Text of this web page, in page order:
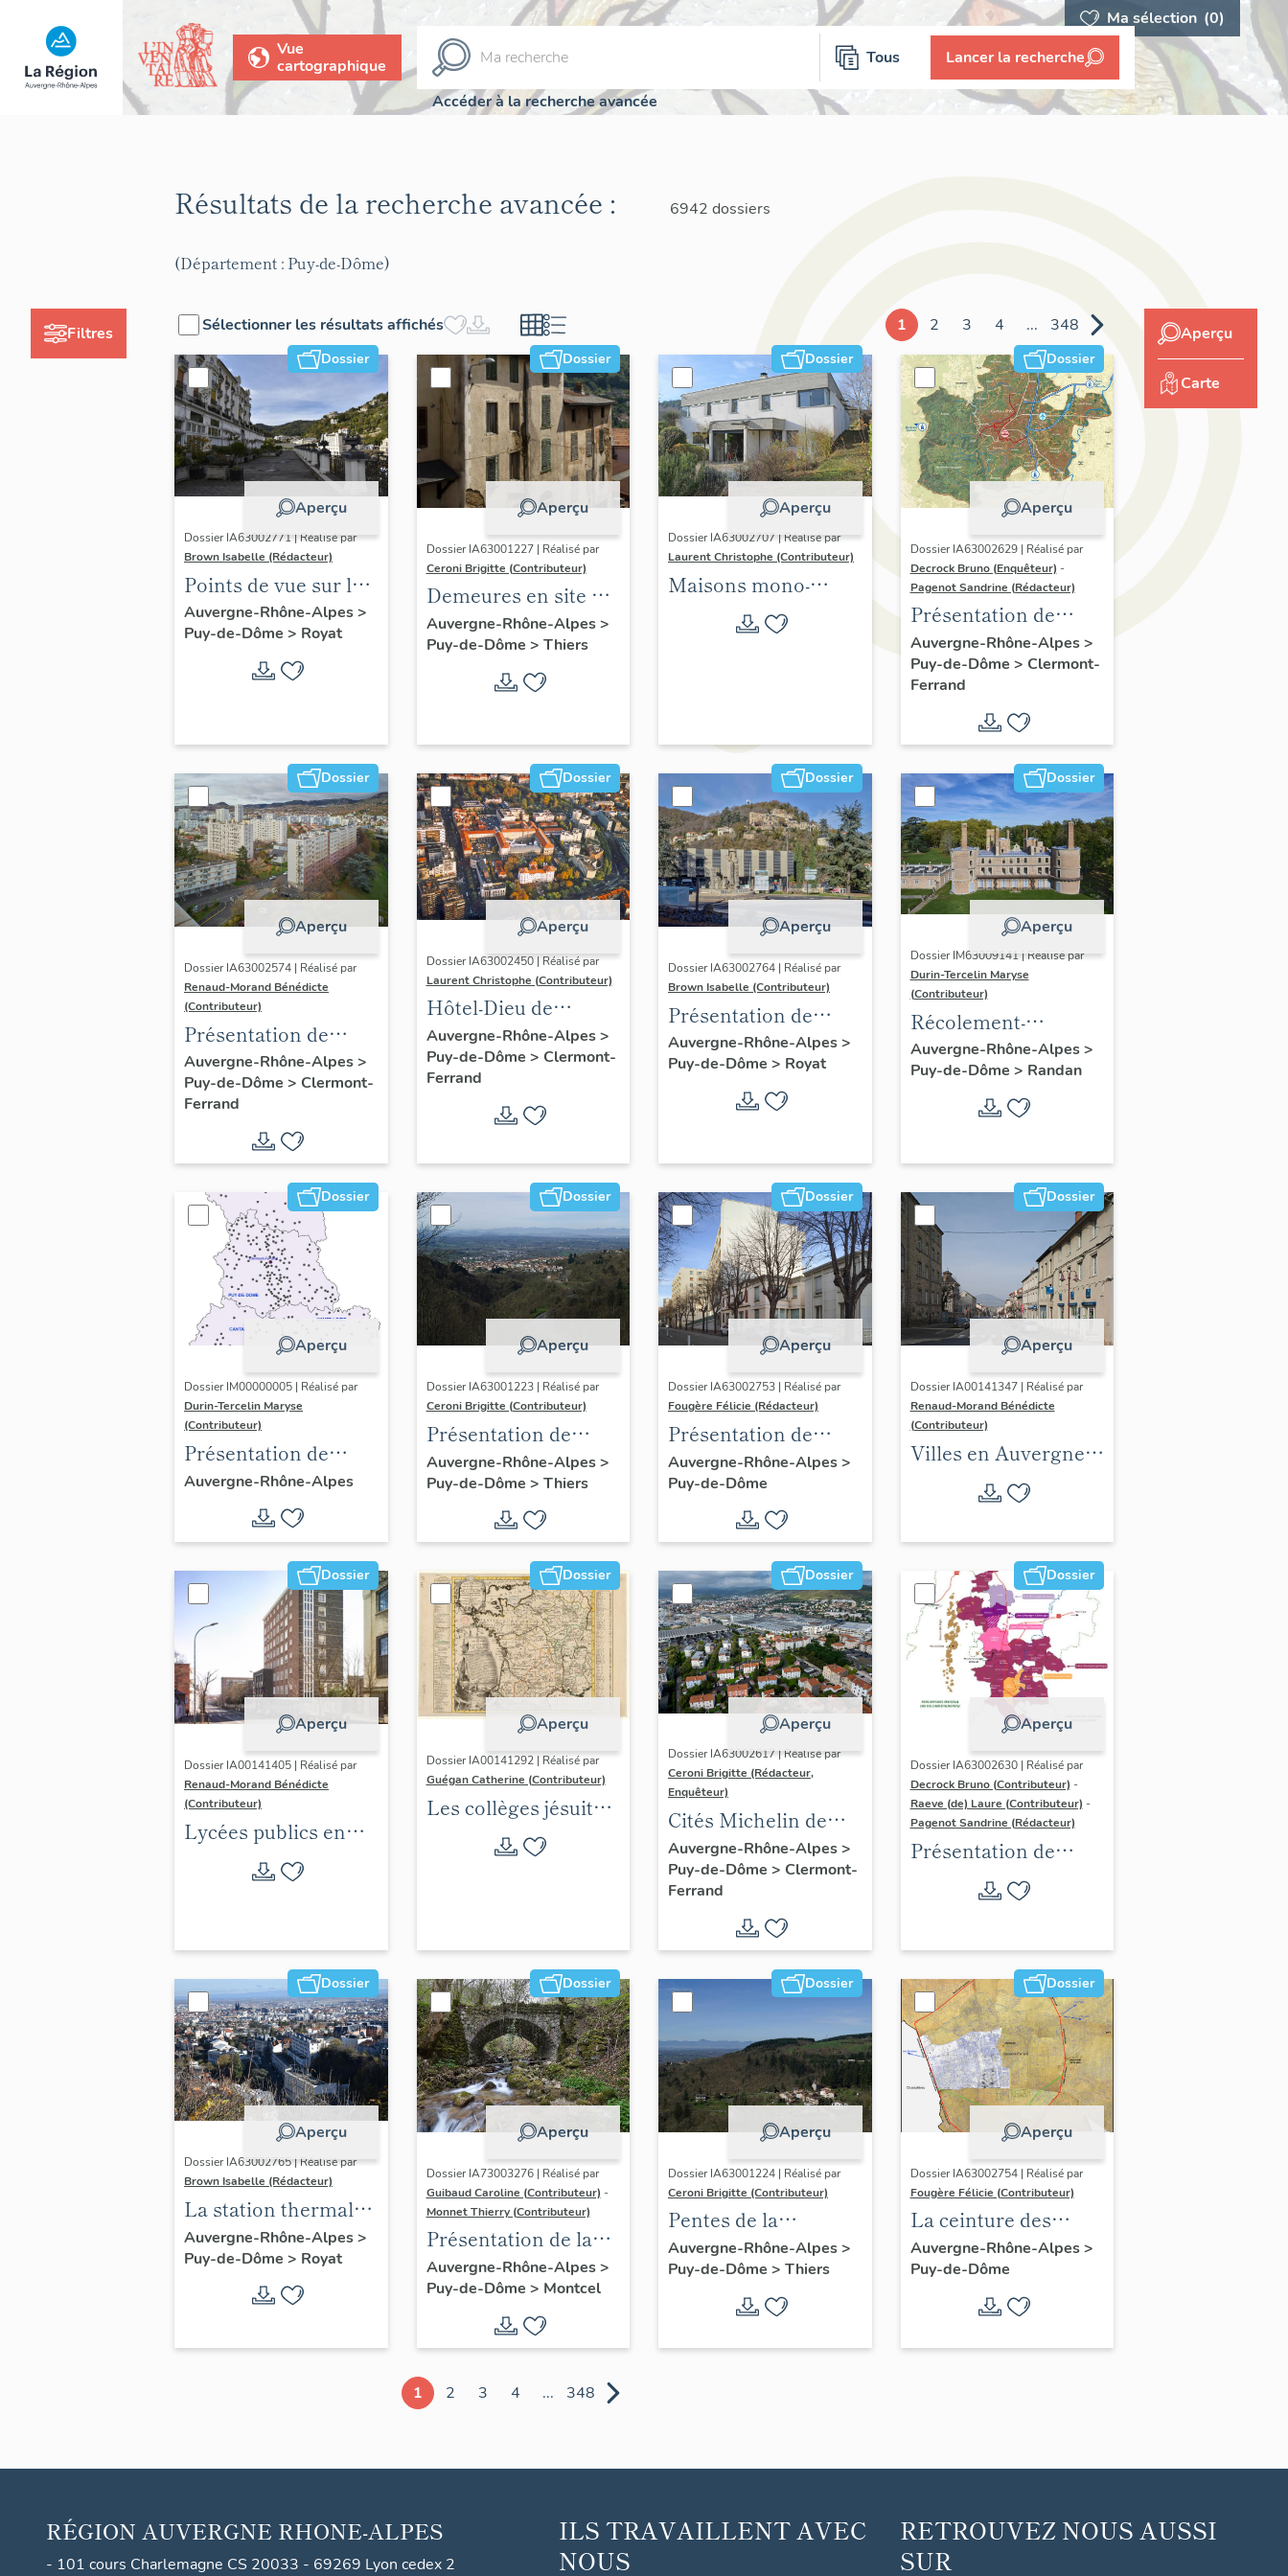
Ma sélection (0)
Vue
cartographique
Tous Lancer la recherche
Accéder à la recherche avancée
Filtres
Résultats de la recherche avancée : 6942 dossiers
(Département : Puy-de-Dôme)
Sélectionner les résultats affichés 1 2 3 4 ... 348
Dossier
Aperçu
Dossier IA63002771 | Réalisé par
Brown Isabelle (Rédacteur)
Points de vue sur le
paysage thermal
Auvergne-Rhône-Alpes>
Puy-de-Dôme > Royat
Dossier
Aperçu
Dossier IA63001227 | Réalisé par
Ceroni Brigitte (Contributeur)
Demeures en site de
pente
Auvergne-Rhône-Alpes>
Puy-de-Dôme > Thiers
Dossier
Aperçu
Dossier IA63002707 | Réalisé par
Laurent Christophe (Contributeur)
Maisons mono-
familiales
singulières des
Clermont Auvergne
métropole. 2021-2024.
Dossier
Aperçu
Dossier IA63002629 | Réalisé par
Decrock Bruno (Enquêteur) -
Pagenot Sandrine (Rédacteur)
Présentation de
l'opération
d'inventaire du
patrimoine viticole
du territoire de
Clermont-Auvergne-
Métropole
Auvergne-Rhône-Alpes>
Puy-de-Dôme > Clermont-
Ferrand
Dossier
Aperçu
Dossier IA63002574 | Réalisé par
Renaud-Morand Bénédicte
(Contributeur)
Présentation de
l'opération
ponctuelle "Muraille
de Chine" (de
Clermont-Ferrand)
Auvergne-Rhône-Alpes>
Puy-de-Dôme > Clermont-
Ferrand
Dossier
Aperçu
Dossier IA63002450 | Réalisé par
Laurent Christophe (Contributeur)
Hôtel-Dieu de
Clermont-Ferrand :
les raisons de l'étude
Auvergne-Rhône-Alpes>
Puy-de-Dôme > Clermont-
Ferrand
Dossier
Aperçu
Dossier IA63002764 | Réalisé par
Brown Isabelle (Contributeur)
Présentation de
l'opération
d'inventaire de la
station thermale de
Royat-Chamalières
Auvergne-Rhône-Alpes>
Puy-de-Dôme > Royat
Dossier
Aperçu
Dossier IM63009141 | Réalisé par
Durin-Tercelin Maryse
(Contributeur)
Récolement-
inventaire du fonds
mobilier du domaine
royal de Randan
Auvergne-Rhône-Alpes>
Puy-de-Dôme > Randan
Dossier
Aperçu
Dossier IM00000005 | Réalisé par
Durin-Tercelin Maryse
(Contributeur)
Présentation de
l’opération tissus et
ornements
liturgiques en
Auvergne-Rhône-Alpes
Dossier
Aperçu
Dossier IA63001223 | Réalisé par
Ceroni Brigitte (Contributeur)
Présentation de
l'enquête thématique
régionale "Pentes de
la commune de
Thiers"
Auvergne-Rhône-Alpes>
Puy-de-Dôme > Thiers
Dossier
Aperçu
Dossier IA63002753 | Réalisé par
Fougère Félicie (Rédacteur)
Présentation de
l'opération
d'inventaire des
boulevards de
ceinture de
Clermont-Ferrand
Auvergne-Rhône-Alpes>
Puy-de-Dôme
Dossier
Aperçu
Dossier IA00141347 | Réalisé par
Renaud-Morand Bénédicte
(Contributeur)
Villes en Auvergne :
les formes urbaines
Dossier
Aperçu
Dossier IA00141405 | Réalisé par
Renaud-Morand Bénédicte
(Contributeur)
Lycées publics en
espace urbain (1802-
Dossier
Aperçu
Dossier IA00141292 | Réalisé par
Guégan Catherine (Contributeur)
Les collèges jésuites
d'Ancien Régime
(1556-1763) dans la
Dossier
Aperçu
Dossier IA63002617 | Réalisé par
Ceroni Brigitte (Rédacteur,
Enquêteur)
Cités Michelin de
l'agglomération
clermontoise
Auvergne-Rhône-Alpes>
Puy-de-Dôme > Clermont-
Ferrand
Dossier
Aperçu
Dossier IA63002630 | Réalisé par
Decrock Bruno (Contributeur) -
Raeve (de) Laure (Contributeur) -
Pagenot Sandrine (Rédacteur)
Présentation de
l'aire d'étude de
l'inventaire du
de Clermont-
Auvergne-Métropole
Dossier
Aperçu
Dossier IA63002765 | Réalisé par
Brown Isabelle (Rédacteur)
La station thermale
de Royat-
Chamalières
Auvergne-Rhône-Alpes>
Puy-de-Dôme > Royat
Dossier
Aperçu
Dossier IA73003276 | Réalisé par
Guibaud Caroline (Contributeur) -
Monnet Thierry (Contributeur)
Présentation de la
commune de
Montcel
Auvergne-Rhône-Alpes>
Puy-de-Dôme > Montcel
Dossier
Aperçu
Dossier IA63001224 | Réalisé par
Ceroni Brigitte (Contributeur)
Pentes de la
commune de Thiers
Auvergne-Rhône-Alpes>
Puy-de-Dôme > Thiers
Dossier
Aperçu
Dossier IA63002754 | Réalisé par
Fougère Félicie (Contributeur)
La ceinture des
boulevards de
Clermont-Ferrand
Auvergne-Rhône-Alpes>
Puy-de-Dôme
1 2 3 4 ... 348
Aperçu
Carte
RÉGION AUVERGNE RHONE-ALPES
- 101 cours Charlemagne CS 20033 - 69269 Lyon cedex 2
ILS TRAVAILLENT AVEC
NOUS
RETROUVEZ NOUS AUSSI
SUR